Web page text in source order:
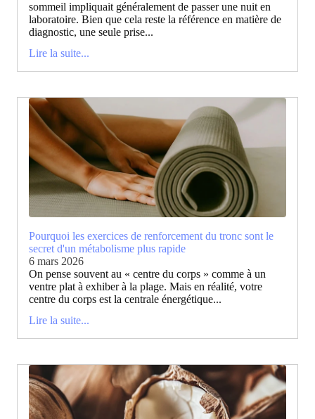
sommeil impliquait généralement de passer une nuit en
laboratoire. Bien que cela reste la référence en matière de
diagnostic, une seule prise...
Lire la suite...
Pourquoi les exercices de renforcement du tronc sont le
secret d'un métabolisme plus rapide
6 mars 2026
On pense souvent au « centre du corps » comme à un
ventre plat à exhiber à la plage. Mais en réalité, votre
centre du corps est la centrale énergétique...
Lire la suite...